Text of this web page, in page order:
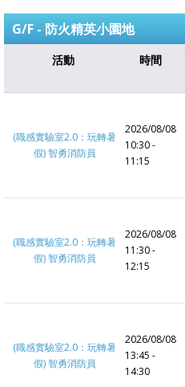
G/F - 防火精英小園地
活動 時間
(職感實驗室2.0：玩轉暑
假) 智勇消防員
2026/08/08
10:30 -
11:15
(職感實驗室2.0：玩轉暑
假) 智勇消防員
2026/08/08
11:30 -
12:15
(職感實驗室2.0：玩轉暑
假) 智勇消防員
2026/08/08
13:45 -
14:30